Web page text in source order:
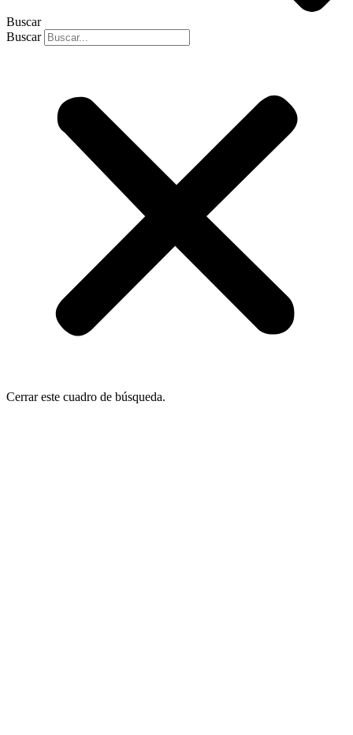
Buscar
Buscar
Cerrar este cuadro de búsqueda.